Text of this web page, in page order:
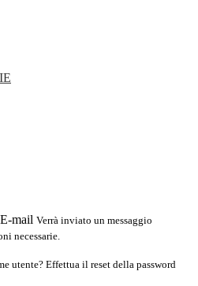
E-mail Verrà inviato un messaggio
necessarie.
utente? Effettua il reset della password